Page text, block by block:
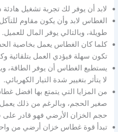
لابد أن يوفر لك تجربة تشغيل
الغطاس لابد وأن يكون مقاوم
طويلة، وبالتالي يوفر المال للعميل.
كلما كان الغطاس يعمل بخاصية
تكون سهلة فيؤدي العمل بتلقائية
يستطيع الغطاس أن يوفر الطاقة،
لا يتأثر بتغيير شدة التيار الكهربائي.
من المزايا التي يتمتع بها افضل
صغير الحجم، وبالرغم من ذلك
حجم الخزان الأرضي فهو قادر
تبدأ قوة غطاس خزان أرضي من